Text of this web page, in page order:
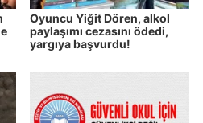
Oyuncu Yiğit Dören, alkol
paylaşımı cezasını ödedi,
yargıya başvurdu!